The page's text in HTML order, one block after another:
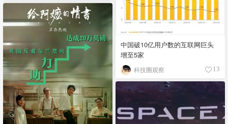
中国破10亿用户数的互联网巨头
增至5家
科技圈观察 13